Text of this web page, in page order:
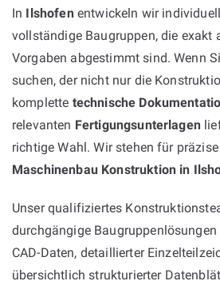
In Ilshofenentwickeln wir
vollständige Baugruppen, die exakt
Vorgaben abgestimmt sind. Wenn
suchen, der nicht nur die
komplette technische
relevanten Fertigungsunterlagen
richtige Wahl. Wir stehen für
Maschinenbau Konstruktion in
Unser qualifiziertes
durchgängige
CAD-Daten, detaillierter
übersichtlich strukturierter